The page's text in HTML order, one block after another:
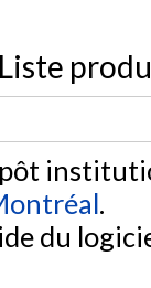
Liste
.
du